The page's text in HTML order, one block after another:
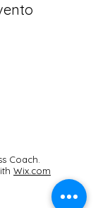
Coach.
Wix.com